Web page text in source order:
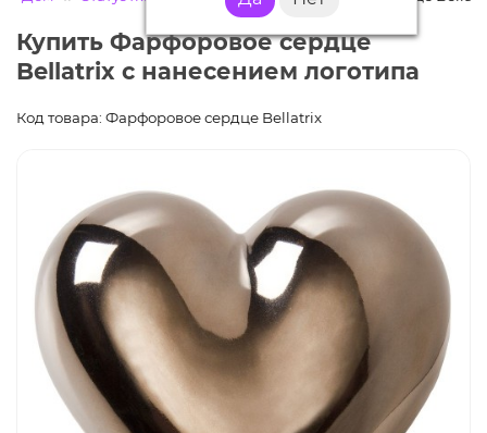
Купить Фарфоровое сердце
Bellatrix с нанесением логотипа
Код товара: Фарфоровое сердце Bellatrix